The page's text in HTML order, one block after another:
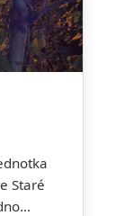
Staré